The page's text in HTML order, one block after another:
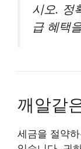
시오. 정
급 혜택
깨알같
세금을 절약